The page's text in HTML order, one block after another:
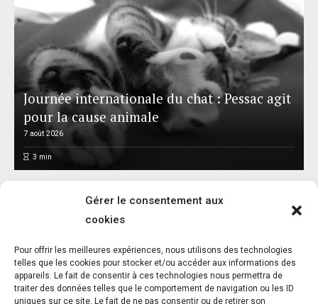
Gérer le consentement aux
cookies
Pour offrir les meilleures expériences, nous utilisons des technologies
telles que les cookies pour stocker et/ou accéder aux informations des
appareils. Le fait de consentir à ces technologies nous permettra de
traiter des données telles que le comportement de navigation ou les ID
uniques sur ce site. Le fait de ne pas consentir ou de retirer son
Journée internationale du chat : Pessac agit
pour la cause animale
7 août 2026
3 min
Santé animale : un marché de 6,5 MDS€,
une bataille de réseaux